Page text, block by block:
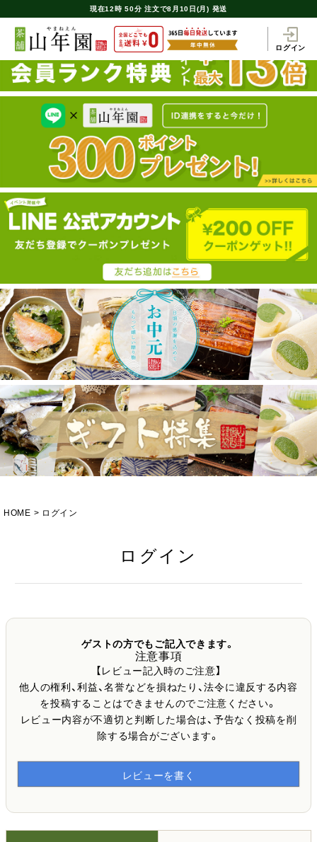
現在12時 50分 注文で8月10日(月) 発送
ログイン
HOME ログイン
ログイン
ゲストの方でもご記入できます。
注意事項
【レビュー記入時のご注意】
他人の権利、利益、名誉などを損ねたり、法令に違反する内容
を投稿することはできませんのでご注意ください。
レビュー内容が不適切と判断した場合は、予告なく投稿を削
除する場合がございます。
レビューを書く